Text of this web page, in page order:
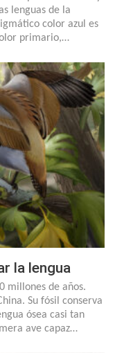
lenguas de la
color azul es
primario,…
la lengua
millones de años.
Su fósil conserva
ósea casi tan
ave capaz…